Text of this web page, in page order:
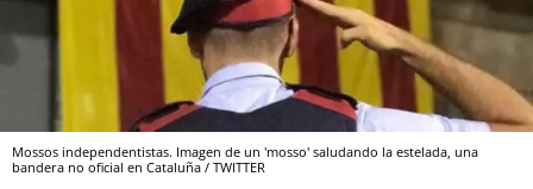
Mossos independentistas. Imagen de un 'mosso' saludando la estelada, una
bandera no oficial en Cataluña / TWITTER